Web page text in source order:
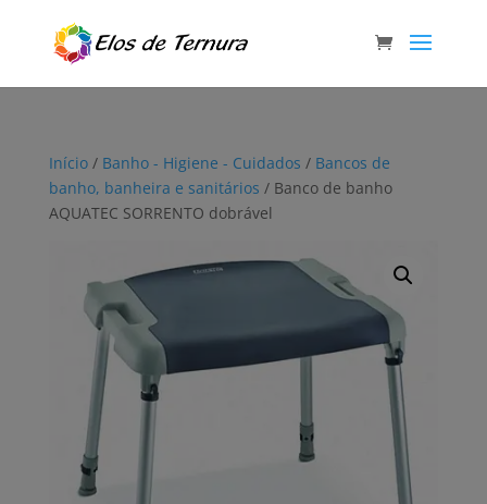
Início/ Banho - Higiene - Cuidados / Bancos de
banho, banheira e sanitários / Banco de banho
AQUATEC SORRENTO dobrável